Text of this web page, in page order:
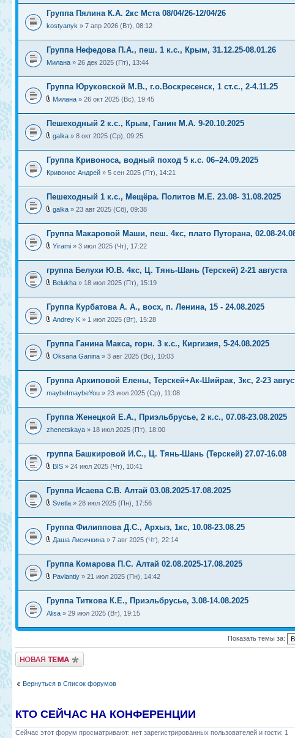
Группа Пялина К.А. 2кс Мста 08/04/26-12/04/26
kostyanyk » 7 апр 2026 (Вт), 08:12
Группа Нефедова П.А., пеш. 1 к.с., Крым, 31.12.25-08.01.26
Милана » 26 дек 2025 (Пт), 13:44
Группа Юруковской М.В., г.о.Воскресенск, 1 ст.с., 2-4.11.25
Милана » 26 окт 2025 (Вс), 19:45
Пешеходный 2 к.с., Крым, Ганин М.А. 9-20.10.2025
galka » 8 окт 2025 (Ср), 09:25
Группа Кривоноса, водный поход 5 к.с. 06–24.09.2025
Кривонос Андрей » 5 сен 2025 (Пт), 14:21
Пешеходный 1 к.с., Мещёра. Политов М.Е. 23.08- 31.08.2025
galka » 23 авг 2025 (Сб), 09:38
Группа Макаровой Маши, пеш. 4кс, плато Путорана, 02.08-
Yirami » 3 июл 2025 (Чт), 17:22
группа Белухи Ю.В. 4кс, Ц. Тянь-Шань (Терскей) 2-21 августа
Belukha » 18 июл 2025 (Пт), 15:19
Группа Курбатова А. А., восх, п. Ленина, 15 - 24.08.2025
Andrey K » 1 июл 2025 (Вт), 15:28
Группа Ганина Макса, горн. 3 к.с., Киргизия, 5-24.08.2025
Oksana Ganina » 3 авг 2025 (Вс), 10:03
Группа Архиповой Елены, Терскей+Ак-Шийрак, 3кс, 2-23
maybeImaybeYou » 23 июл 2025 (Ср), 11:08
Группа Женецкой Е.А., Приэльбрусье, 2 к.с., 07.08-23.08.2025
zhenetskaya » 18 июл 2025 (Пт), 18:00
группа Башкировой И.С., Ц. Тянь-Шань (Терскей) 27.07-16.08
BIS » 24 июл 2025 (Чт), 10:41
Группа Исаева С.В. Алтай 03.08.2025-17.08.2025
Svetla » 28 июл 2025 (Пн), 17:56
Группа Филиппова Д.С., Архыз, 1кс, 10.08-23.08.25
Даша Лисичкина » 7 авг 2025 (Чт), 22:14
Группа Комарова П.С. Алтай 02.08.2025-17.08.2025
Pavlantiy » 21 июл 2025 (Пн), 14:42
Группа Титкова К.Е., Приэльбрусье, 3.08-14.08.2025
Alisa » 29 июл 2025 (Вт), 19:15
Показать темы за:
Новая тема
Вернуться в Список форумов
КТО СЕЙЧАС НА КОНФЕРЕНЦИИ
Сейчас этот форум просматривают: нет зарегистрированных пользователей и гости: 1